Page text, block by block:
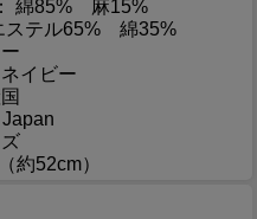
綿85% 麻15%
ステル65% 綿35%
イビー
約52cm）